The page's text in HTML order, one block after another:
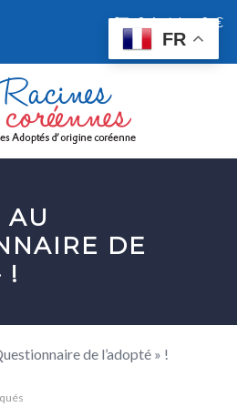
0 Article 0 €
AU
DE
!
de l’adopté » !
FR